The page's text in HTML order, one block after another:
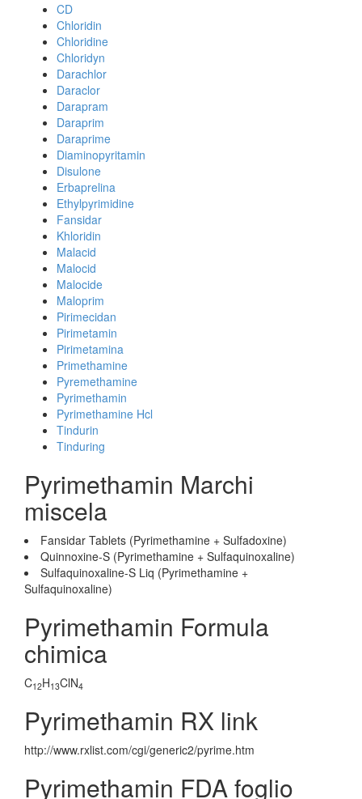
CD
Chloridin
Chloridine
Chloridyn
Darachlor
Daraclor
Darapram
Daraprim
Daraprime
Diaminopyritamin
Disulone
Erbaprelina
Ethylpyrimidine
Fansidar
Khloridin
Malacid
Malocid
Malocide
Maloprim
Pirimecidan
Pirimetamin
Pirimetamina
Primethamine
Pyremethamine
Pyrimethamin
Pyrimethamine Hcl
Tindurin
Tinduring
Pyrimethamin Marchi
miscela
Fansidar Tablets (Pyrimethamine + Sulfadoxine)
Quinnoxine-S (Pyrimethamine + Sulfaquinoxaline)
Sulfaquinoxaline-S Liq (Pyrimethamine +
Sulfaquinoxaline)
Pyrimethamin Formula
chimica
C12H13ClN4
Pyrimethamin RX link
http://www.rxlist.com/cgi/generic2/pyrime.htm
Pyrimethamin FDA foglio